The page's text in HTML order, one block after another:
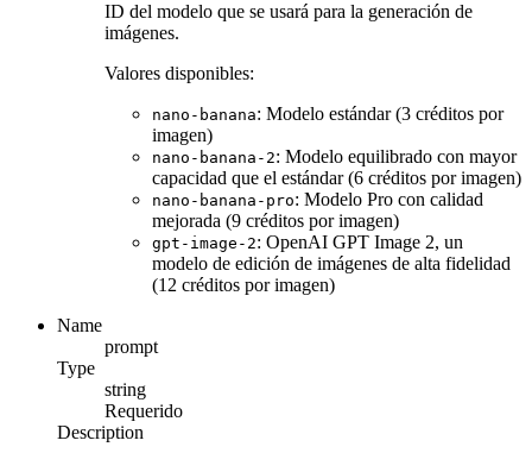
ID del modelo que se usará para la generación de
imágenes.
Valores disponibles:
nano-banana: Modelo estándar (3 créditos por
imagen)
nano-banana-2: Modelo equilibrado con mayor
capacidad que el estándar (6 créditos por imagen)
nano-banana-pro: Modelo Pro con calidad
mejorada (9 créditos por imagen)
gpt-image-2: OpenAI GPT Image 2, un
modelo de edición de imágenes de alta fidelidad
(12 créditos por imagen)
Name
prompt
Type
string
Requerido
Description